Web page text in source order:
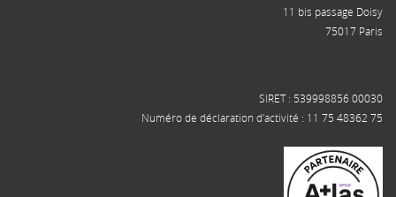
11 bis passage Doisy
75017 Paris
SIRET : 539998856 00030
Numéro de déclaration d'activité : 11 75 48362 75